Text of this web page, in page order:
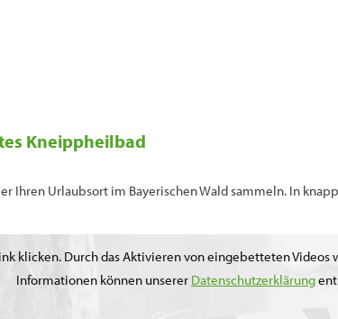
Kneippheilbad
Ihren Urlaubsort im Bayerischen Wald sammeln. In
klicken. Durch das Aktivieren von eingebetteten
Informationen können unserer Datenschutzerklärung